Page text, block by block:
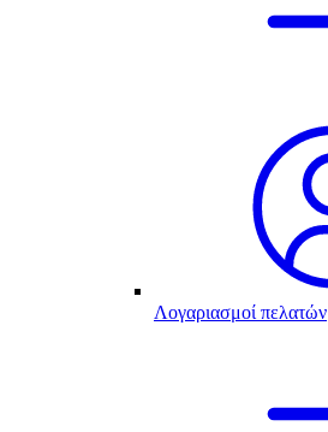
Λογαριασμοί πελατών